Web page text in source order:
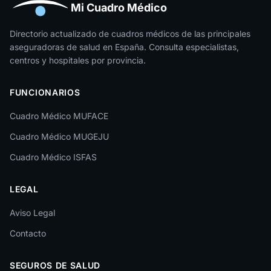
Huesca
Jaén
La Rioja
León
Lleida
Lugo
Málaga
Melilla
Murcia
Mi Cuadro Médico
Directorio actualizado de cuadros médicos de las principales
aseguradoras de salud en España. Consulta especialistas,
centros y hospitales por provincia.
FUNCIONARIOS
Cuadro Médico MUFACE
Cuadro Médico MUGEJU
Cuadro Médico ISFAS
LEGAL
Aviso Legal
Contacto
SEGUROS DE SALUD